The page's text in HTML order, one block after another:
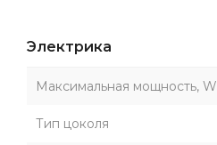
Электрика
Максимальная мощность, W
Тип цоколя